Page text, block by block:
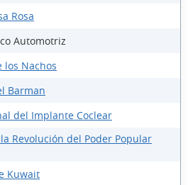
Rosa
Automotriz
los Nachos
Barman
del Implante Coclear
Revolución del Poder Popular
Kuwait